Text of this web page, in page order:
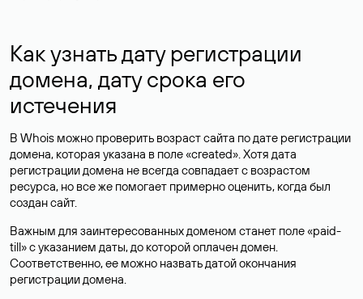
Как узнать дату регистрации
домена, дату срока его
истечения
В Whois можно проверить возраст сайта по дате регистрации
домена, которая указана в поле «created». Хотя дата
регистрации домена не всегда совпадает с возрастом
ресурса, но все же помогает примерно оценить, когда был
создан сайт.
Важным для заинтересованных доменом станет поле «paid-
till» с указанием даты, до которой оплачен домен.
Соответственно, ее можно назвать датой окончания
регистрации домена.